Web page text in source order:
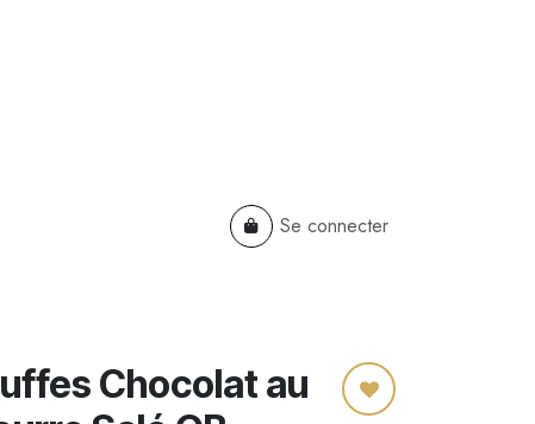
B2B Se connecter
Chocolat au